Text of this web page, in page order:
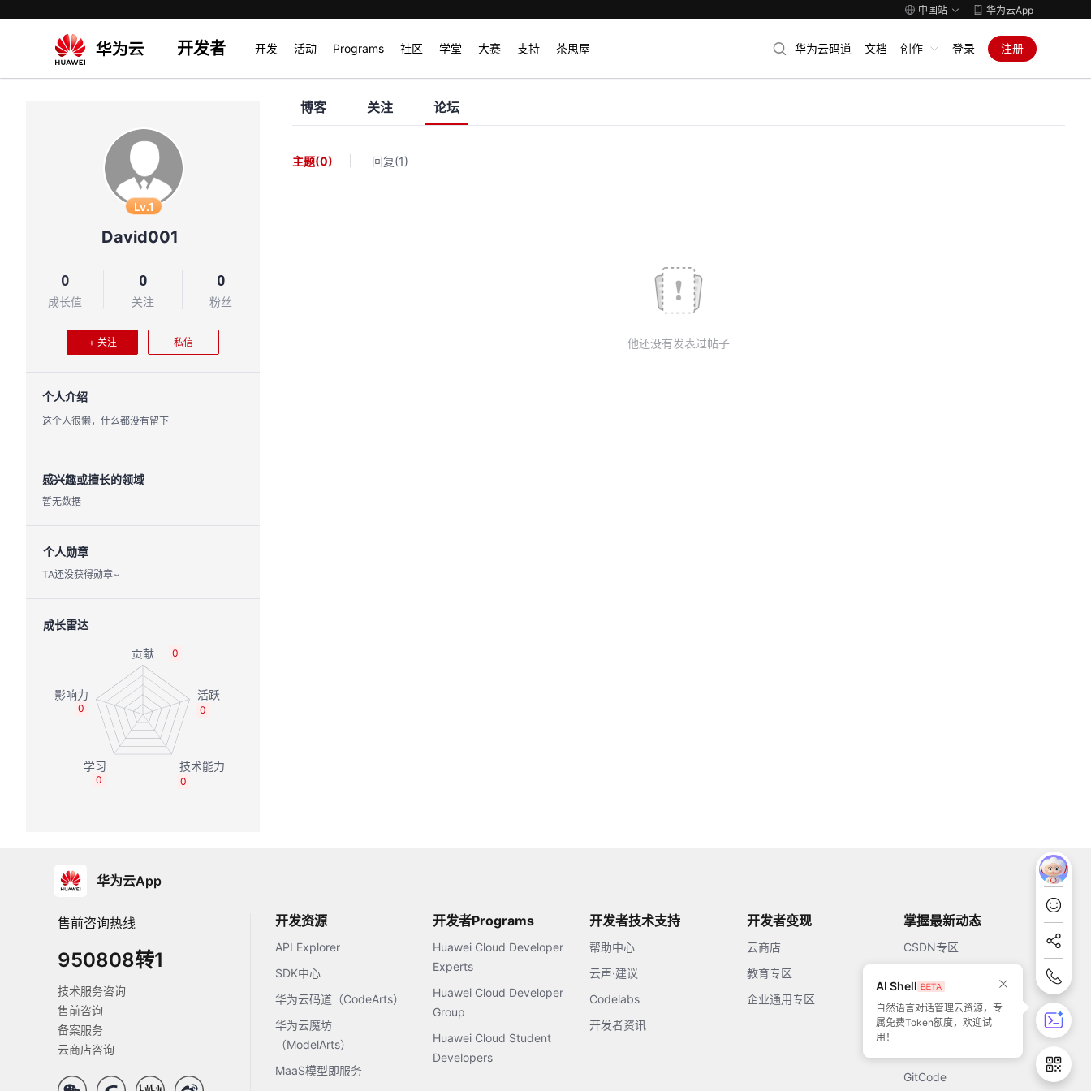
中国站 华为云App
开发者 开发 活动 Programs 社区 学堂 大赛 支持 茶思屋 华为云码道 文档 创作 登录 注册
Lv.1
David001
0
成长值
0
关注
0
粉丝
+ 关注 私信
个人介绍
这个人很懒，什么都没有留下
感兴趣或擅长的领域
暂无数据
个人勋章
TA还没获得勋章~
成长雷达
0
0
0
0
0
博客 关注 论坛
主题(0) 回复(1)
他还没有发表过帖子
华为云App
售前咨询热线
950808转1
技术服务咨询
售前咨询
备案服务
云商店咨询
开发资源
API Explorer
SDK中心
华为云码道（CodeArts）
华为云魔坊
（ModelArts）
MaaS模型即服务
开发者Programs
Huawei Cloud Developer
Experts
Huawei Cloud Developer
Group
Huawei Cloud Student
Developers
开发者技术支持
帮助中心
云声·建议
Codelabs
开发者资讯
开发者变现
云商店
教育专区
企业通用专区
掌握最新动态
CSDN专区
51CTO
GitCode
AI Shell
自然语言对话管理云资源，专
属免费Token额度，欢迎试
用！